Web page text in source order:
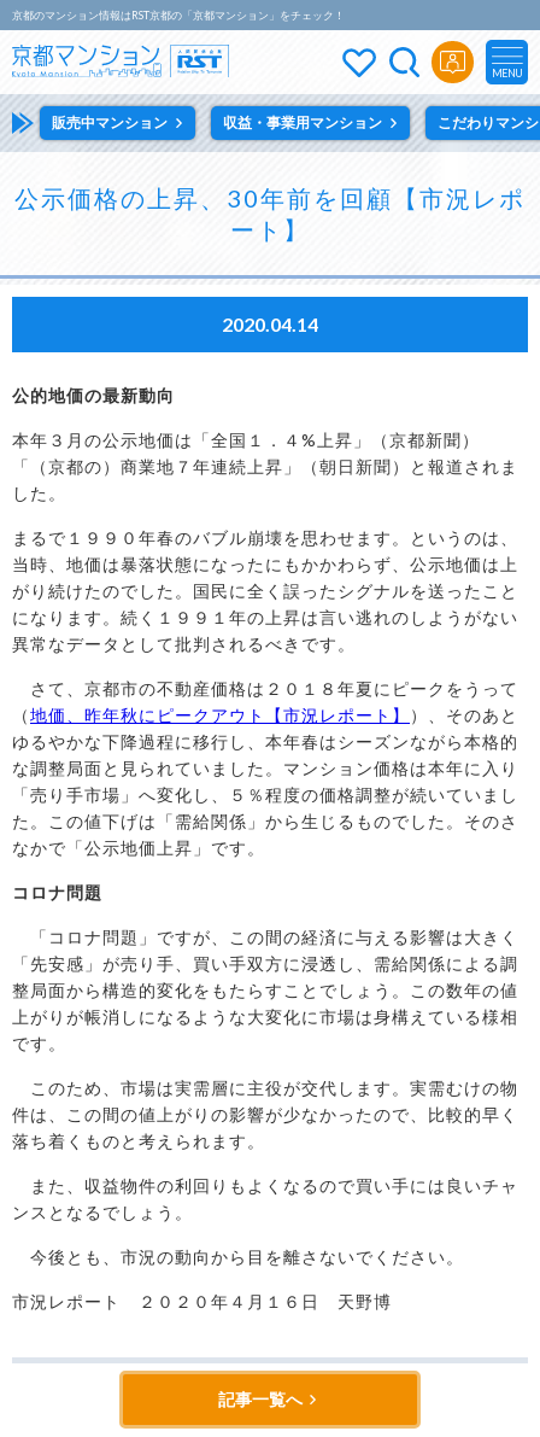
京都のマンション情報はRST京都の「京都マンション」をチェック！
MENU
販売中マンション 収益・事業用マンション こだわりマン
公示価格の上昇、30年前を回顧【市況レポ
ート】
2020.04.14
公的地価の最新動向
本年３月の公示地価は「全国１．４%上昇」（京都新聞）
「（京都の）商業地７年連続上昇」（朝日新聞）と報道されま
した。
まるで１９９０年春のバブル崩壊を思わせます。というのは、
当時、地価は暴落状態になったにもかかわらず、公示地価は上
がり続けたのでした。国民に全く誤ったシグナルを送ったこと
になります。続く１９９１年の上昇は言い逃れのしようがない
異常なデータとして批判されるべきです。
さて、京都市の不動産価格は２０１８年夏にピークをうって
（地価、昨年秋にピークアウト【市況レポート】
）、そのあと
ゆるやかな下降過程に移行し、本年春はシーズンながら本格的
な調整局面と見られていました。マンション価格は本年に入り
「売り手市場」へ変化し、５％程度の価格調整が続いていまし
た。この値下げは「需給関係」から生じるものでした。そのさ
なかで「公示地価上昇」です。
コロナ問題
「コロナ問題」ですが、この間の経済に与える影響は大きく
「先安感」が売り手、買い手双方に浸透し、需給関係による調
整局面から構造的変化をもたらすことでしょう。この数年の値
上がりが帳消しになるような大変化に市場は身構えている様相
です。
このため、市場は実需層に主役が交代します。実需むけの物
件は、この間の値上がりの影響が少なかったので、比較的早く
落ち着くものと考えられます。
また、収益物件の利回りもよくなるので買い手には良いチャ
ンスとなるでしょう。
今後とも、市況の動向から目を離さないでください。
市況レポート ２０２０年４月１６日 天野博
記事一覧へ